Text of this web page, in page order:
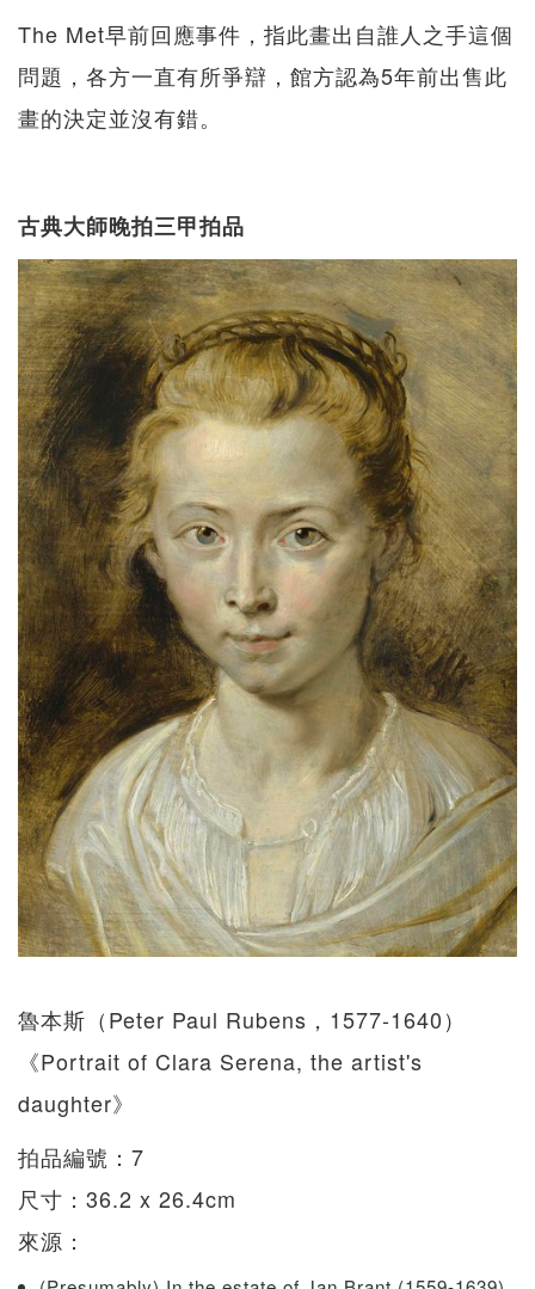
The Met早前回應事件，指此畫出自誰人之手這個
問題，各方一直有所爭辯，館方認為5年前出售此
畫的決定並沒有錯。
古典大師晚拍三甲拍品
魯本斯（Peter Paul Rubens，1577-1640）
《Portrait of Clara Serena, the artist's
daughter》
拍品編號：7
尺寸：36.2 x 26.4cm
來源：